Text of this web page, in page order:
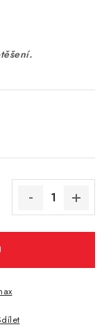
Recenze